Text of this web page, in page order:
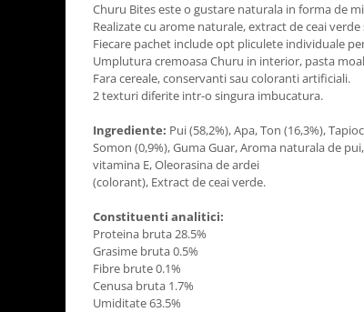
Churu Bites este o gustare naturala in forma de
Realizate cu arome naturale, extract de ceai
Fiecare pachet include opt pliculete individuale
Umplutura cremoasa Churu in interior, pasta
Fara cereale, conservanti sau coloranti artificiali.
2 texturi diferite intr-o singura imbucatura.
Ingrediente: Pui (58,2%), Apa, Ton (16,3%),
Somon (0,9%), Guma Guar, Aroma naturala de
vitamina E, Oleorasina de ardei
(colorant), Extract de ceai verde.
Constituenti analitici:
Proteina bruta 28.5%
Grasime bruta 0.5%
Fibre brute 0.1%
Cenusa bruta 1.7%
Umiditate 63.5%